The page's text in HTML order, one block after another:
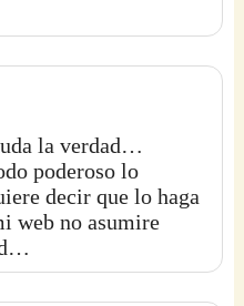
la verdad…
poderoso lo
decir que lo haga
web no asumire